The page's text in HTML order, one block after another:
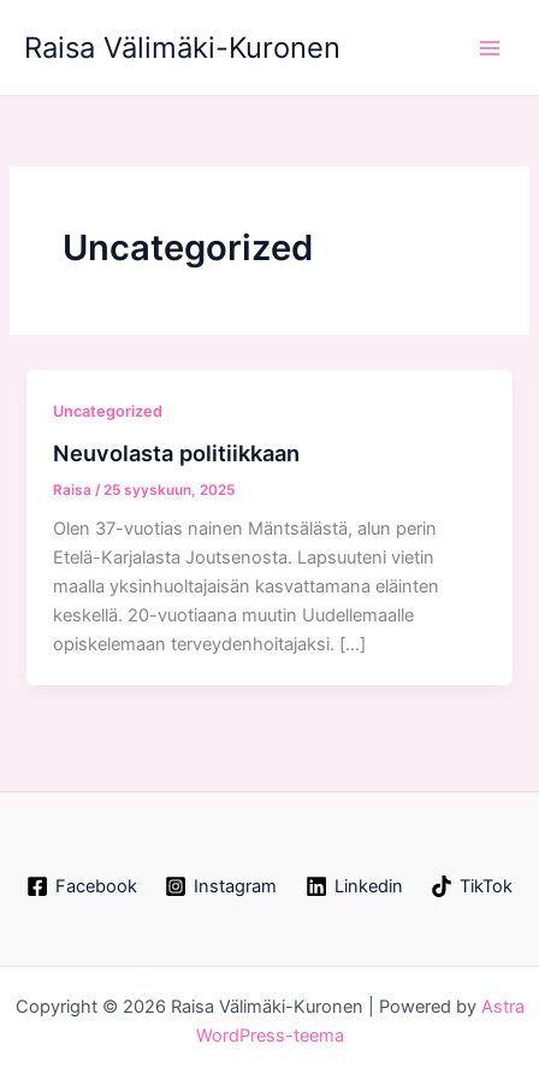
sisältöön
Raisa Välimäki-Kuronen
Uncategorized
Uncategorized
Neuvolasta politiikkaan
Raisa /25 syyskuun, 2025
Olen 37-vuotias nainen Mäntsälästä, alun perin
Etelä-Karjalasta Joutsenosta. Lapsuuteni vietin
maalla yksinhuoltajaisän kasvattamana eläinten
keskellä. 20-vuotiaana muutin Uudellemaalle
opiskelemaan terveydenhoitajaksi. […]
Facebook Instagram Linkedin TikTok
Copyright © 2026 Raisa Välimäki-Kuronen | Powered by Astra
WordPress-teema